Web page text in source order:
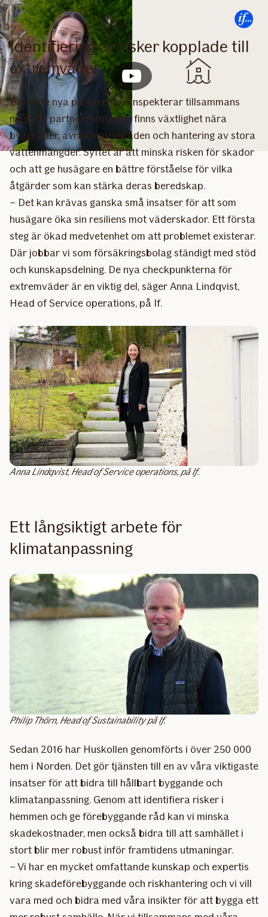
Identifiering av risker kopplade till
extremväder
Bland de nya punkterna vi inspekterar tillsammans
med vår partner Anticimex finns växtlighet nära
byggnader, avrinningsområden och hantering av stora
vattenmängder. Syftet är att minska risken för skador
och att ge husägare en bättre förståelse för vilka
åtgärder som kan stärka deras beredskap.
– Det kan krävas ganska små insatser för att som
husägare öka sin resiliens mot väderskador. Ett första
steg är ökad medvetenhet om att problemet existerar.
Där jobbar vi som försäkringsbolag ständigt med stöd
och kunskapsdelning. De nya checkpunkterna för
extremväder är en viktig del, säger Anna Lindqvist,
Head of Service operations, på If.
Anna Lindqvist, Head of Service operations, på If.
Ett långsiktigt arbete för
klimatanpassning
Philip Thörn, Head of Sustainability på If.
Sedan 2016 har Huskollen genomförts i över 250 000
hem i Norden. Det gör tjänsten till en av våra viktigaste
insatser för att bidra till hållbart byggande och
klimatanpassning. Genom att identifiera risker i
hemmen och ge förebyggande råd kan vi minska
skadekostnader, men också bidra till att samhället i
stort blir mer robust inför framtidens utmaningar.
– Vi har en mycket omfattande kunskap och expertis
kring skadeförebyggande och riskhantering och vi vill
vara med och bidra med våra insikter för att bygga ett